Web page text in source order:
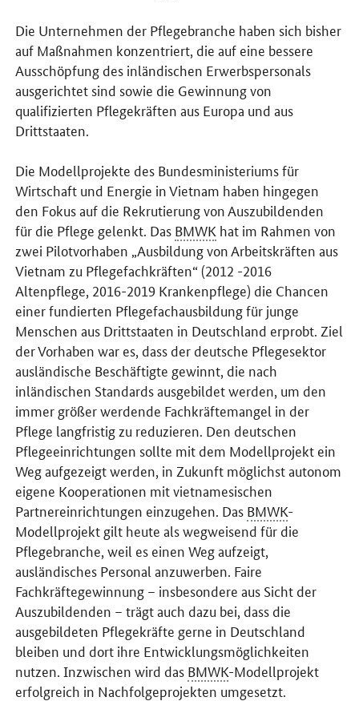
Die Unternehmen der Pflegebranche haben sich bisher
auf Maßnahmen konzentriert, die auf eine bessere
Ausschöpfung des inländischen Erwerbspersonals
ausgerichtet sind sowie die Gewinnung von
qualifizierten Pflegekräften aus Europa und aus
Drittstaaten.
Die Modellprojekte des Bundesministeriums für
Wirtschaft und Energie in Vietnam haben hingegen
den Fokus auf die Rekrutierung von Auszubildenden
für die Pflege gelenkt. Das BMWK hat im Rahmen von
zwei Pilotvorhaben „Ausbildung von Arbeitskräften aus
Vietnam zu Pflegefachkräften“ (2012 -2016
Altenpflege, 2016-2019 Krankenpflege) die Chancen
einer fundierten Pflegefachausbildung für junge
Menschen aus Drittstaaten in Deutschland erprobt. Ziel
der Vorhaben war es, dass der deutsche Pflegesektor
ausländische Beschäftigte gewinnt, die nach
inländischen Standards ausgebildet werden, um den
immer größer werdende Fachkräftemangel in der
Pflege langfristig zu reduzieren. Den deutschen
Pflegeeinrichtungen sollte mit dem Modellprojekt ein
Weg aufgezeigt werden, in Zukunft möglichst autonom
eigene Kooperationen mit vietnamesischen
Partnereinrichtungen einzugehen. Das BMWK-
Modellprojekt gilt heute als wegweisend für die
Pflegebranche, weil es einen Weg aufzeigt,
ausländisches Personal anzuwerben. Faire
Fachkräftegewinnung – insbesondere aus Sicht der
Auszubildenden – trägt auch dazu bei, dass die
ausgebildeten Pflegekräfte gerne in Deutschland
bleiben und dort ihre Entwicklungsmöglichkeiten
nutzen. Inzwischen wird das BMWK-Modellprojekt
erfolgreich in Nachfolgeprojekten umgesetzt.